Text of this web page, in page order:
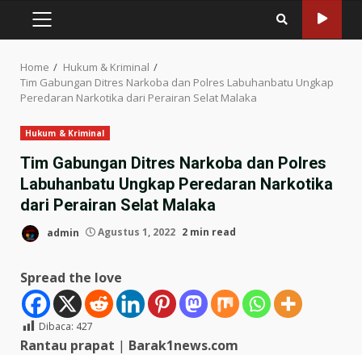
PRIMARY
MENU
Home
Hukum & Kriminal
Tim Gabungan Ditres Narkoba dan Polres Labuhanbatu Ungkap
Peredaran Narkotika dari Perairan Selat Malaka
Hukum & Kriminal
Tim Gabungan Ditres Narkoba dan Polres
Labuhanbatu Ungkap Peredaran Narkotika
dari Perairan Selat Malaka
admin Agustus 1, 2022 2 min read
Spread the love
Dibaca: 427
Rantau prapat | Barak1news.com